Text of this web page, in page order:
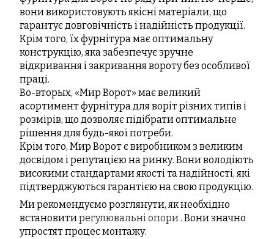
вони використовують якісні матеріали, що
гарантує довговічність і надійність продукції.
Крім того, їх фурнітура має оптимальну
конструкцію, яка забезпечує зручне
відкривання і закривання вороту без особливої ​​
праці.
Во-вторых, «Мир Ворот» має великий
асортимент фурнітура для воріт різних типів і
розмірів, що дозволяє підібрати оптимальне
рішення для будь-якої потреби.
Крім того, Мир Ворот є виробником з великим
досвідом і репутацією на ринку. Вони володіють
високими стандартами якості та надійності, які
підтверджуються гарантією на свою продукцію.
Ми рекомендуємо розглянути, як необхідно
встановитирегулювальні опори. Вони значно
упростят процес монтажу.